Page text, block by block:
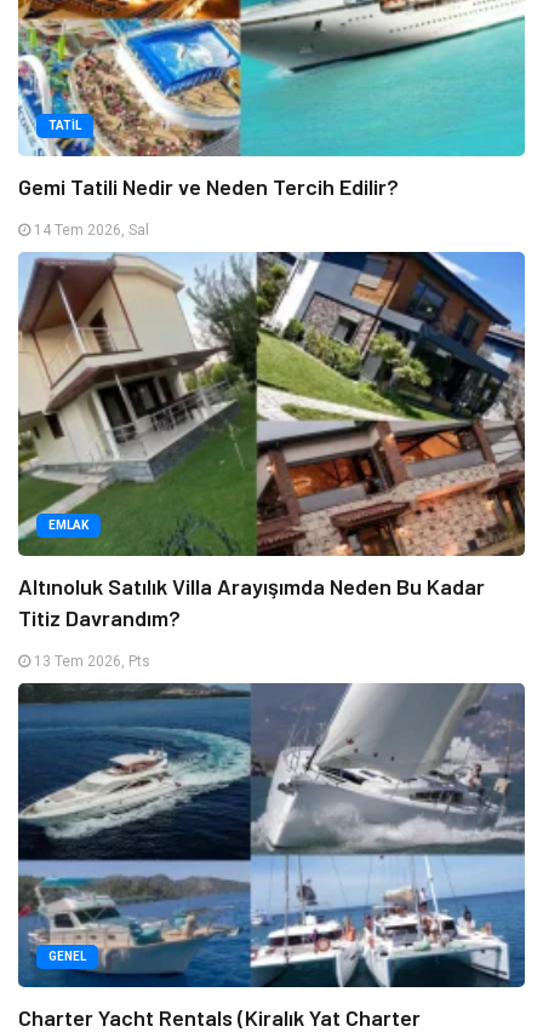
TATIL
Gemi Tatili Nedir ve Neden Tercih Edilir?
14 Tem 2026, Sal
EMLAK
Altınoluk Satılık Villa Arayışımda Neden Bu Kadar
Titiz Davrandım?
13 Tem 2026, Pts
GENEL
Charter Yacht Rentals (Kiralık Yat Charter